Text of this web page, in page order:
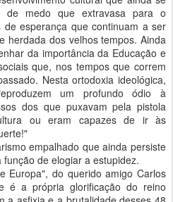
medo que extravasa para o
esperança que continuam a ser
herdada dos velhos tempos. Ainda
da importância da Educação e
que, nos tempos que correm
Nesta ortodoxia ideológica,
um profundo ódio à
dos que puxavam pela pistola
ou eram capazes de ir às
empalhado que ainda persiste
de elogiar a estupidez.
Europa", do querido amigo Carlos
é a própria glorificação do reino